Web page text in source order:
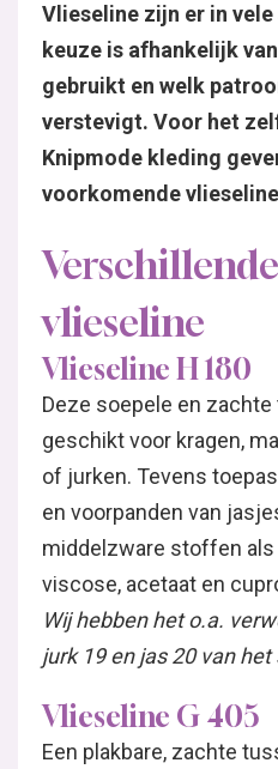
Vlieseline zijn er in
keuze is afhankelijk
gebruikt en welk
verstevigt. Voor het
Knipmode kleding
voorkomende
vlieseline
Vlieseline H 180
Deze soepele en
geschikt voor kragen,
of jurken. Tevens
en voorpanden van
middelzware stoffen als
viscose, acetaat en
Wij hebben het o.a.
jurk 19 en jas 20 van
Vlieseline G 405
Een plakbare, zachte